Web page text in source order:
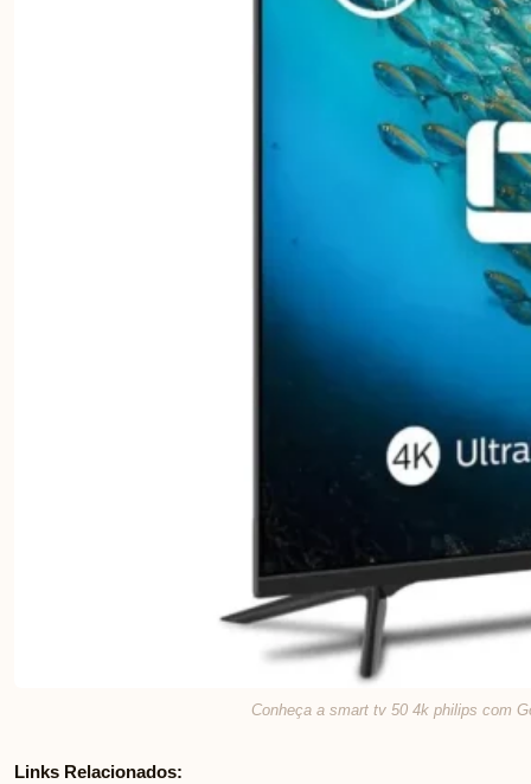
Conheça a smart tv 50 4k philips com
Links Relacionados: